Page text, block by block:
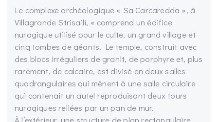
Le complexe archéologique « Sa Carcaredda », à
Villagrande Strisaili, « comprend un édifice
nuragique utilisé pour le culte, un grand village et
cinq tombes de géants. Le temple, construit avec
des blocs irréguliers de granit, de porphyre et, plus
rarement, de calcaire, est divisé en deux salles
quadrangulaires qui mènent à une salle circulaire
qui contenait un autel reproduisant deux tours
nuragiques reliées par un pan de mur.
À l’extérieur, une structure de plan rectangulaire